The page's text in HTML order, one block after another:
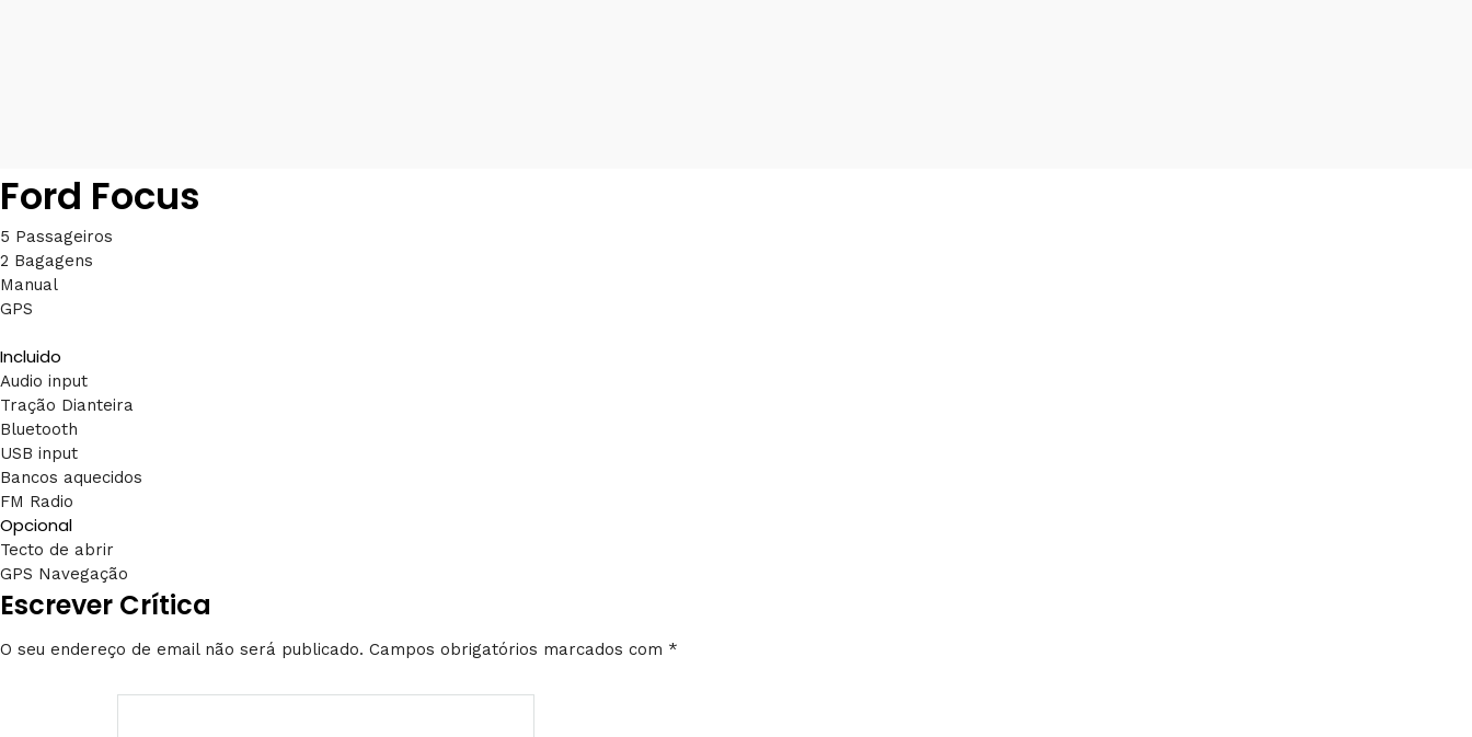
Ford Focus
5 Passageiros
2 Bagagens
Manual
GPS
Incluido
Audio input
Tração Dianteira
Bluetooth
USB input
Bancos aquecidos
FM Radio
Opcional
Tecto de abrir
GPS Navegação
Escrever Crítica
O seu endereço de email não será publicado. Campos obrigatórios marcados com *